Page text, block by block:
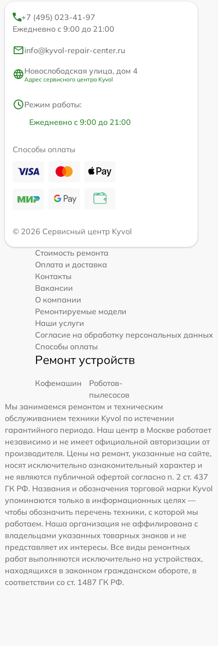
+7 (495) 023-41-97
Ежедневно с 9:00 до 21:00
info@kyvol-repair-center.ru
Новослободская улица, дом 4
Адрес сервисного центра Kyvol
Режим работы:
Ежедневно с 9:00 до 21:00
Способы оплаты
© 2026 Сервисный центр Kyvol
Стоимость ремонта
Оплата и доставка
Контакты
Вакансии
О компании
Ремонтируемые модели
Наши услуги
Согласие на обработку персональных данных
Способы оплаты
Ремонт устройств
Кофемашин
Роботов-
пылесосов
Мы занимаемся ремонтом и техническим
обслуживанием техники Kyvol по истечении
гарантийного периода. Наш центр в Москве работает
независимо и не имеет официальной авторизации от
производителя. Цены на ремонт, указанные на сайте,
носят исключительно ознакомительный характер и
не являются публичной офертой согласно п. 2 ст. 437
ГК РФ. Названия и обозначения торговой марки Kyvol
упоминаются только в информационных целях —
чтобы обозначить перечень техники, с которой мы
работаем. Наша организация не аффилирована с
владельцами указанных товарных знаков и не
представляет их интересы. Все виды ремонтных
работ выполняются исключительно на устройствах,
находящихся в законном гражданском обороте, в
соответствии со ст. 1487 ГК РФ.